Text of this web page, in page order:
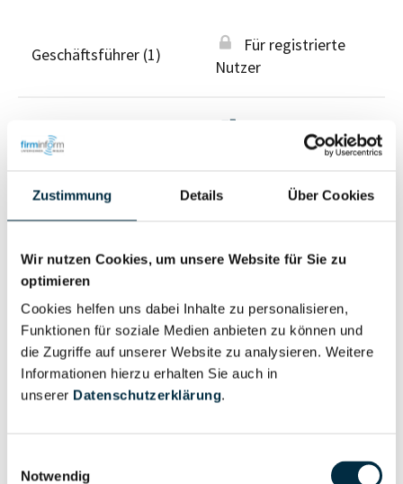
Zustimmung Details Über Cookies
Wir nutzen Cookies, um unsere Website für Sie zu
optimieren
Cookies helfen uns dabei Inhalte zu personalisieren,
Funktionen für soziale Medien anbieten zu können und
die Zugriffe auf unserer Website zu analysieren. Weitere
Informationen hierzu erhalten Sie auch in
unserer Datenschutzerklärung.
Notwendig
Geschäftsführer (1)
Für registrierte
Nutzer
Wirtschaftlich
Berechtigter
Vollständiges
Unternehmensprofil
Eigentums- und Kontrollstruktur
Gesellschafterstruktur
Vollständiges
Unternehmensprofil
anfragen